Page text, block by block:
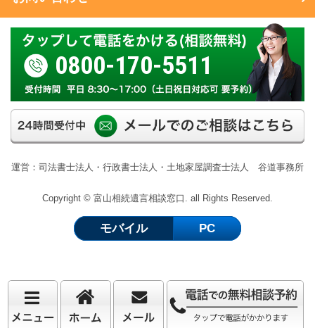
0800-170-5511
運営：司法書士法人・行政書士法人・土地家屋調査士法人 谷道事務所
Copyright © 富山相続遺言相談窓口. all Rights Reserved.
モバイル PC